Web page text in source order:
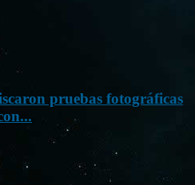
pruebas fotográficas